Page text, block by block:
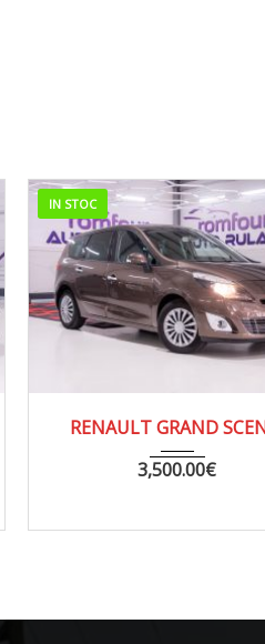
IN STOC
2017 MANUA...
RENAULT
5,200.00